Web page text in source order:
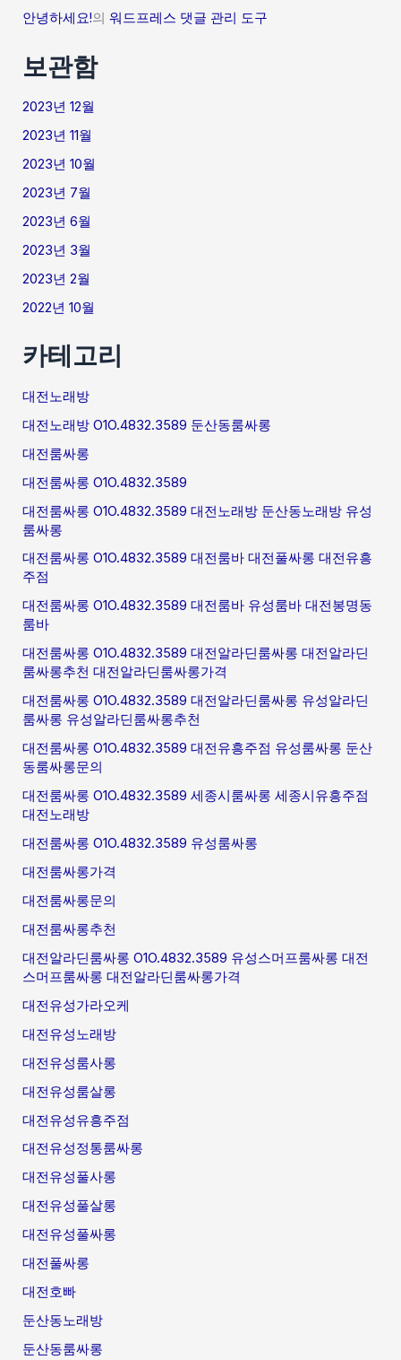
안녕하세요!의워드프레스 댓글 관리 도구
보관함
2023년 12월
2023년 11월
2023년 10월
2023년 7월
2023년 6월
2023년 3월
2023년 2월
2022년 10월
카테고리
대전노래방
대전노래방 O1O.4832.3589 둔산동룸싸롱
대전룸싸롱
대전룸싸롱 O1O.4832.3589
대전룸싸롱 O1O.4832.3589 대전노래방 둔산동노래방 유성
룸싸롱
대전룸싸롱 O1O.4832.3589 대전룸바 대전풀싸롱 대전유흥
주점
대전룸싸롱 O1O.4832.3589 대전룸바 유성룸바 대전봉명동
룸바
대전룸싸롱 O1O.4832.3589 대전알라딘룸싸롱 대전알라딘
룸싸롱추천 대전알라딘룸싸롱가격
대전룸싸롱 O1O.4832.3589 대전알라딘룸싸롱 유성알라딘
룸싸롱 유성알라딘룸싸롱추천
대전룸싸롱 O1O.4832.3589 대전유흥주점 유성룸싸롱 둔산
동룸싸롱문의
대전룸싸롱 O1O.4832.3589 세종시룸싸롱 세종시유흥주점
대전노래방
대전룸싸롱 O1O.4832.3589 유성룸싸롱
대전룸싸롱가격
대전룸싸롱문의
대전룸싸롱추천
대전알라딘룸싸롱 O1O.4832.3589 유성스머프룸싸롱 대전
스머프룸싸롱 대전알라딘룸싸롱가격
대전유성가라오케
대전유성노래방
대전유성룸사롱
대전유성룸살롱
대전유성유흥주점
대전유성정통룸싸롱
대전유성풀사롱
대전유성풀살롱
대전유성풀싸롱
대전풀싸롱
대전호빠
둔산동노래방
둔산동룸싸롱